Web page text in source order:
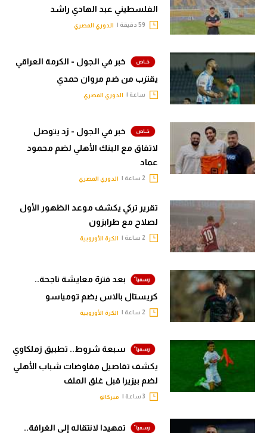
الفلسطيني عبد الهادي راشد
الدوري المصري
خبر في الجول - الكرمة العراقي
يقترب من ضم مروان حمدي
ساعة | الدوري المصري
خبر في الجول - زد يتوصل
لاتفاق مع البنك الأهلي لضم محمود
عماد
الدوري المصري
تقرير تركي يكشف موعد الظهور الأول
لصلاح مع طرابزون
الكرة الأوروبية
بعد فترة معايشة ناجحة..
كريستال بالاس يضم تومياسو
الكرة الأوروبية
سبعة شروط.. تطبيق زملكاوي
يكشف تفاصيل مفاوضات شباب الأهلي
لضم بيزيرا قبل غلق الملف
ميركاتو
تمهيدا لانتقاله إلى الغرافة..